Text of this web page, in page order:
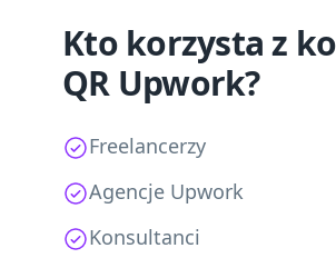
Kto korzysta z
QR Upwork?
Freelancerzy
Agencje Upwork
Konsultanci